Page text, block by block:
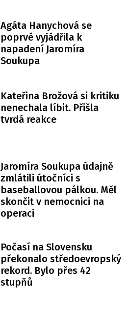
Agáta Hanychová se
poprvé vyjádřila k
napadení Jaromíra
Soukupa
Kateřina Brožová si kritiku
nenechala líbit. Přišla
tvrdá reakce
Jaromíra Soukupa údajně
zmlátili útočníci s
baseballovou pálkou. Měl
skončit v nemocnici na
operaci
Počasí na Slovensku
překonalo středoevropský
rekord. Bylo přes 42
stupňů